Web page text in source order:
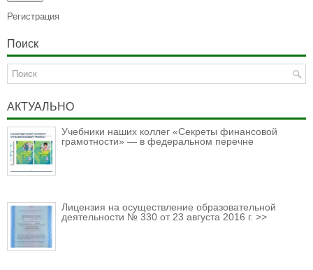
Регистрация
Поиск
АКТУАЛЬНО
Учебники наших коллег «Секреты финансовой
грамотности» — в федеральном перечне
Лицензия на осуществление образовательной
деятельности № 330 от 23 августа 2016 г. >>